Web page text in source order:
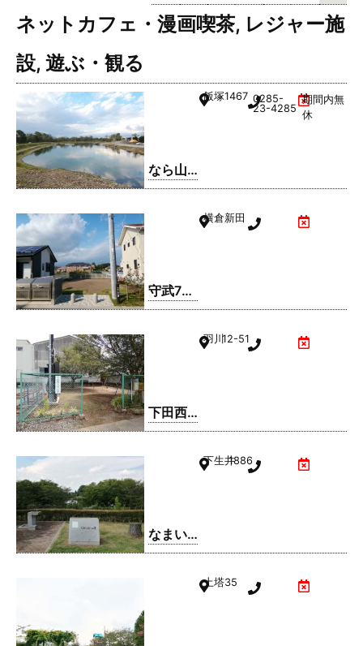
ネットカフェ・漫画喫茶, レジャー施
設, 遊ぶ・観る
なら山
沼漁場
飯塚1467 0285-
23-4285
期間内無
休
守武7号
公園
横倉新田
下田西3
号公園
羽川12-51
なまい
ふるさ
下生井1886
土塔35